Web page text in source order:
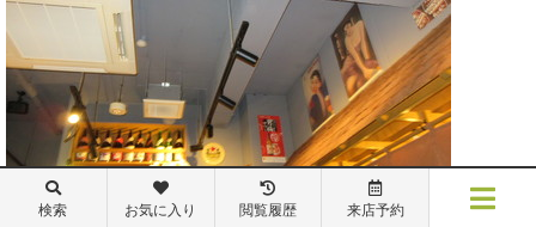
検索 お気に入り 閲覧履歴 来店予約